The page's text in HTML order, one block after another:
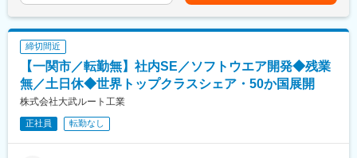
・当社は世界トップシェアを誇り「自動ネジ供給機」を設計から
製造まで一貫生産が行える国内随一の専門メーカーであり、
「OHTAKEブランド」は世界中の工場に欠かせない存在です。
・地方にある中小企業でありながら、世界に通用する製品をつく
るメーカーです。世界中から問い合わせが来ます。
す。
締切間近
【一関市／転勤無】社内SE／ソフトウエア開発◆残業
無／土日休◆世界トップクラスシェア・50か国展開
株式会社大武ルート工業
正社員 転勤なし